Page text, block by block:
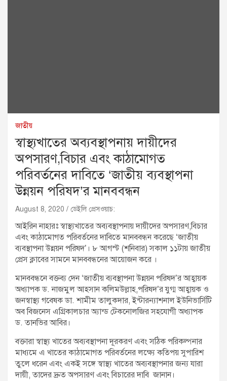
জাতীয়
স্বাস্থ্যখাতের অব্যবস্থাপনায় দায়ীদের
অপসারণ,বিচার এবং কাঠামোগত
পরিবর্তনের দাবিতে ‘জাতীয় ব্যবস্থাপনা
উন্নয়ন পরিষদ’র মানববন্ধন
August 8, 2020 ডেইলি প্রেসওয়াচ:
আইরিন নাহারঃ স্বাস্থ্যখাতের অব্যবস্থাপনায় দায়ীদের অপসারণ,বিচার
এবং কাঠামোগত পরিবর্তনের দাবিতে মানববন্ধন করেছে ‘জাতীয়
ব্যবস্থাপনা উন্নয়ন পরিষদ’। ৮ আগস্ট (শনিবার) সকাল ১১টায় জাতীয়
প্রেস ক্লাবের সামনে মানববন্ধনের আয়োজন করে ।
মানববন্ধনে বক্তব্য দেন ‘জাতীয় ব্যবস্থাপনা উন্নয়ন পরিষদ’র আহ্বায়ক
অধ্যাপক ড. নাজমুল আহসান কলিমউল্লাহ,পরিষদ’র যুগ্ম আহ্বায়ক ও
জনস্বাস্থ্য গবেষক ডা. শামীম তালুকদার, ইন্টারন্যাশনাল ইউনিভার্সিটি
অব বিজনেস এগ্রিকালচার অ্যান্ড টেকনোলজির সহযোগী অধ্যাপক
ড. তানভির আবির।
বক্তারা স্বাস্থ্য খাতের অব্যবস্থাপনা দূরকরণ এবং সঠিক পরিকল্পনার
মাধ্যমে এ খাতের কাঠামোগত পরিবর্তনের লক্ষ্যে কতিপয় সুপারিশ
তুলে ধরেন এবং একই সঙ্গে স্বাস্থ্য খাতের অব্যবস্থাপনার জন্য যারা
দায়ী, তাদের দ্রুত অপসারণ এবং বিচারের দাবি জানান।